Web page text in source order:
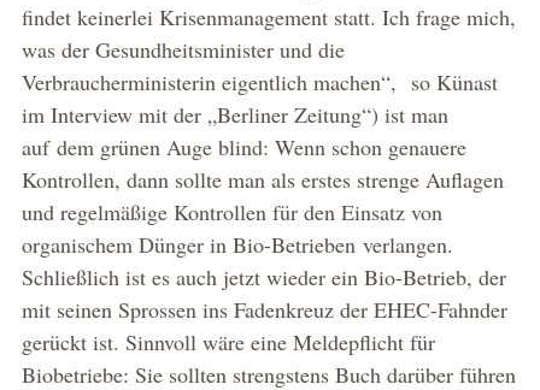
findet keinerlei Krisenmanagement statt. Ich frage mich,
was der Gesundheitsminister und die
Verbraucherministerin eigentlich machen“, so Künast
im Interview mit der „Berliner Zeitung“) ist man
auf dem grünen Auge blind: Wenn schon genauere
Kontrollen, dann sollte man als erstes strenge Auflagen
und regelmäßige Kontrollen für den Einsatz von
organischem Dünger in Bio-Betrieben verlangen.
Schließlich ist es auch jetzt wieder ein Bio-Betrieb, der
mit seinen Sprossen ins Fadenkreuz der EHEC-Fahnder
gerückt ist. Sinnvoll wäre eine Meldepflicht für
Biobetriebe: Sie sollten strengstens Buch darüber führen